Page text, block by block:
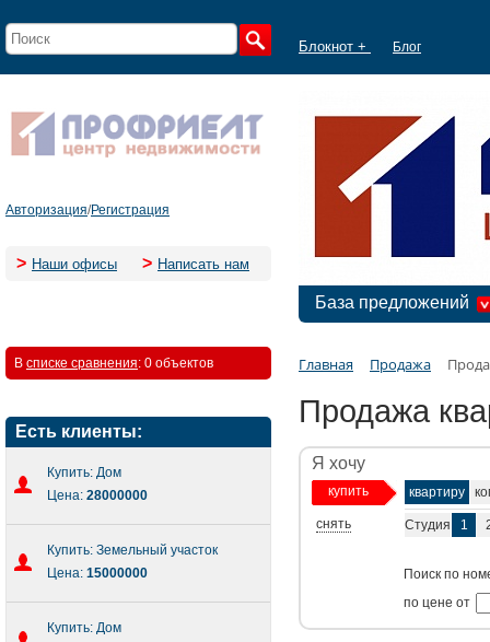
Блокнот + Блог
Авторизация/Регистрация
> Наши офисы > Написать нам
База предложений
В списке сравнения: 0 объектов
Есть клиенты:
Купить: Дом
Цена: 28000000
Купить: Земельный участок
Цена: 15000000
Купить: Дом
Главная Продажа
Продажа
Я хочу
купить
снять
квартиру
Студия 1
Поиск по
по цене от